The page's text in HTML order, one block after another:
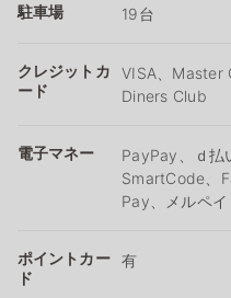
駐車場 19台
クレジットカ
ード
VISA、Master
Diners Club
電子マネー
PayPay、ｄ払
SmartCode、
Pay、メルペイ
ポイントカー
ド
有